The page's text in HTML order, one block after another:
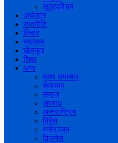
सुदुरपश्चिम
अर्थतंत्र
राजनीति
विचार
स्वास्थ्य
खेलकुद
शिक्षा
अन्य
मुख्य समाचार
समाचार
समाज
अपराध
अन्तराष्ट्रिय
विदेश
मनोरञ्जन
विजनेस